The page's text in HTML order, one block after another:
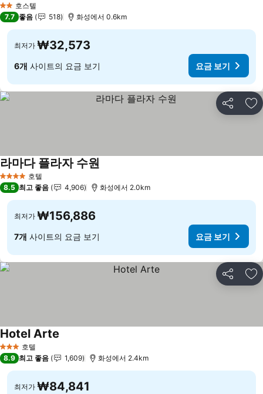
2 성급호스텔
7.7 좋음 518 화성에서 0.6km
최저가 ₩32,573
6개 사이트의 요금 보기 요금 보기
공유 즐
4 성급 호텔
라마다 플라자 수원
8.5 최고 좋음 4,906 화성에서 2.0km
최저가 ₩156,886
7개 사이트의 요금 보기 요금 보기
공유 즐
3 성급 호텔
Hotel Arte
8.9 최고 좋음 1,609 화성에서 2.4km
최저가 ₩84,841